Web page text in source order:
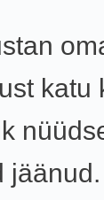
katu
jäänud.